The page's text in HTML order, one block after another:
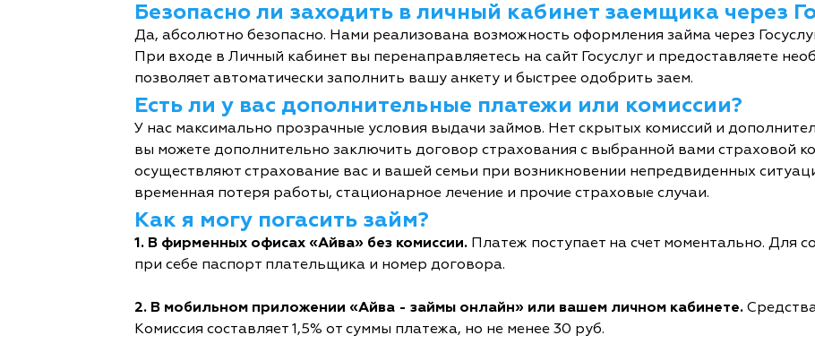
Безопасно ли заходить в личный кабинет заемщика через
Да, абсолютно безопасно. Нами реализована возможность оформления займа через
При входе в Личный кабинет вы перенаправляетесь на сайт Госуслуг и предоставляете
позволяет автоматически заполнить вашу анкету и быстрее одобрить заем.
Есть ли у вас дополнительные платежи или комиссии?
У нас максимально прозрачные условия выдачи займов. Нет скрытых комиссий и
вы можете дополнительно заключить договор страхования с выбранной вами страховой
осуществляют страхование вас и вашей семьи при возникновении непредвиденных
временная потеря работы, стационарное лечение и прочие страховые случаи.
Как я могу погасить займ?
1. В фирменных офисах «Айва» без комиссии. Платеж поступает на счет моментально. Для
при себе паспорт плательщика и номер договора.
2. В мобильном приложении «Айва - займы онлайн» или вашем личном кабинете.
Комиссия составляет 1,5% от суммы платежа, но не менее 30 руб.